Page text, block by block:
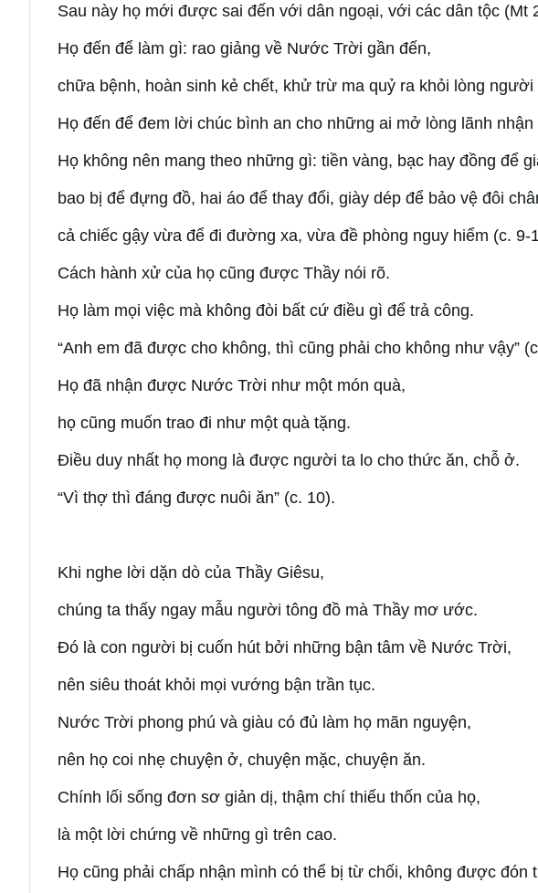
Sau này họ mới được sai đến với dân ngoại, với các dân tộc (Mt
Họ đến để làm gì: rao giảng về Nước Trời gần đến,
chữa bệnh, hoàn sinh kẻ chết, khử trừ ma quỷ ra khỏi lòng người
Họ đến để đem lời chúc bình an cho những ai mở lòng lãnh nhận
Họ không nên mang theo những gì: tiền vàng, bạc hay đồng để
bao bị để đựng đồ, hai áo để thay đổi, giày dép để bảo vệ đôi
cả chiếc gậy vừa để đi đường xa, vừa đề phòng nguy hiểm (c. 9-
Cách hành xử của họ cũng được Thầy nói rõ.
Họ làm mọi việc mà không đòi bất cứ điều gì để trả công.
“Anh em đã được cho không, thì cũng phải cho không như vậy”
Họ đã nhận được Nước Trời như một món quà,
họ cũng muốn trao đi như một quà tặng.
Điều duy nhất họ mong là được người ta lo cho thức ăn, chỗ ở.
“Vì thợ thì đáng được nuôi ăn” (c. 10).
Khi nghe lời dặn dò của Thầy Giêsu,
chúng ta thấy ngay mẫu người tông đồ mà Thầy mơ ước.
Đó là con người bị cuốn hút bởi những bận tâm về Nước Trời,
nên siêu thoát khỏi mọi vướng bận trần tục.
Nước Trời phong phú và giàu có đủ làm họ mãn nguyện,
nên họ coi nhẹ chuyện ở, chuyện mặc, chuyện ăn.
Chính lối sống đơn sơ giản dị, thậm chí thiếu thốn của họ,
là một lời chứng về những gì trên cao.
Họ cũng phải chấp nhận mình có thể bị từ chối, không được đón